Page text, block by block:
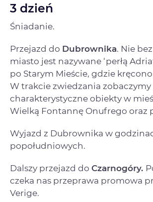
3 dzień
Śniadanie.
Przejazd do Dubrownika. Nie
miasto jest nazywane ‘perłą
po Starym Mieście, gdzie kręcono
W trakcie zwiedzania
charakterystyczne obiekty w
Wielką Fontannę Onufrego oraz
Wyjazd z Dubrownika w
popołudniowych.
Dalszy przejazd do Czarnogóry.
czeka nas przeprawa promowa
Verige.